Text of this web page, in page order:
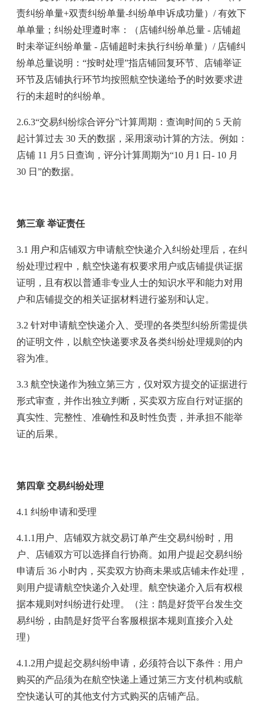
责纠纷单量+双责纠纷单量-纠纷单申诉成功量）/ 有效下
单单量；纠纷处理遵时率：（店铺纠纷单总量 - 店铺超
时未举证纠纷单量 - 店铺超时未执行纠纷单量）/ 店铺纠
纷单总量说明：“按时处理”指店铺回复环节、店铺举证
环节及店铺执行环节均按照航空快递给予的时效要求进
行的未超时的纠纷单。
2.6.3“交易纠纷综合评分”计算周期：查询时间的 5 天前
起计算过去 30 天的数据，采用滚动计算的方法。例如：
店铺 11 月5 日查询，评分计算周期为“10 月1 日- 10 月
30 日”的数据。
第三章 举证责任
3.1 用户和店铺双方申请航空快递介入纠纷处理后，在纠
纷处理过程中，航空快递有权要求用户或店铺提供证据
证明，且有权以普通非专业人士的知识水平和能力对用
户和店铺提交的相关证据材料进行鉴别和认定。
3.2 针对申请航空快递介入、受理的各类型纠纷所需提供
的证明文件，以航空快递要求及各类纠纷处理规则的内
容为准。
3.3 航空快递作为独立第三方，仅对双方提交的证据进行
形式审查，并作出独立判断，买卖双方应自行对证据的
真实性、完整性、准确性和及时性负责，并承担不能举
证的后果。
第四章 交易纠纷处理
4.1 纠纷申请和受理
4.1.1用户、店铺双方就交易订单产生交易纠纷时，用
户、店铺双方可以选择自行协商。如用户提起交易纠纷
申请后 36 小时内，买卖双方协商未果或店铺未作处理，
则用户提请航空快递介入处理。航空快递介入后有权根
据本规则对纠纷进行处理。（注：鹊是好货平台发生交
易纠纷，由鹊是好货平台客服根据本规则直接介入处
理）
4.1.2用户提起交易纠纷申请，必须符合以下条件：用户
购买的产品须为在航空快递上通过第三方支付机构或航
空快递认可的其他支付方式购买的店铺产品。